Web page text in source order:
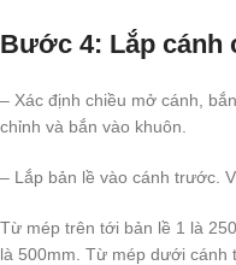
Bước 4: Lắp cánh
– Xác định chiều mở cánh,
chỉnh và bắn vào khuôn.
– Lắp bản lề vào cánh trước.
Từ mép trên tới bản lề 1 là
là 500mm. Từ mép dưới cánh